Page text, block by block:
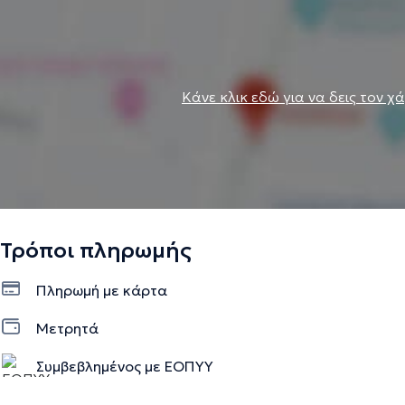
Κάνε κλικ εδώ για να δεις τον
Τρόποι πληρωμής
Πληρωμή με κάρτα
Μετρητά
Συμβεβλημένος με ΕΟΠΥΥ